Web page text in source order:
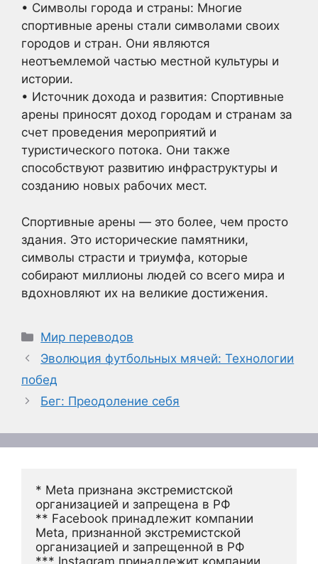
• Символы города и страны: Многие
спортивные арены стали символами своих
городов и стран. Они являются
неотъемлемой частью местной культуры и
истории.
• Источник дохода и развития: Спортивные
арены приносят доход городам и странам за
счет проведения мероприятий и
туристического потока. Они также
способствуют развитию инфраструктуры и
созданию новых рабочих мест.
Спортивные арены — это более, чем просто
здания. Это исторические памятники,
символы страсти и триумфа, которые
собирают миллионы людей со всего мира и
вдохновляют их на великие достижения.
Рубрики
Мир переводов
Эволюция футбольных мячей: Технологии
побед
Бег: Преодоление себя
* Meta признана экстремистской
организацией и запрещена в РФ
** Facebook принадлежит компании
Meta, признанной экстремистской
организацией и запрещенной в РФ
*** Instagram принадлежит компании